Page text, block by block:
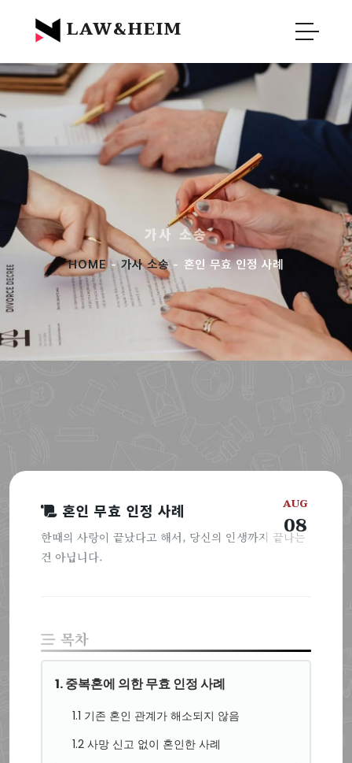
LAW&HEIM
가사 소송
HOME-가사 소송- 혼인 무효 인정 사례
AUG
08
혼인 무효 인정 사례
한때의 사랑이 끝났다고 해서, 당신의 인생까지 끝나는
건 아닙니다.
목차
1. 중복혼에 의한 무효 인정 사례
1.1 기존 혼인 관계가 해소되지 않음
1.2 사망 신고 없이 혼인한 사례